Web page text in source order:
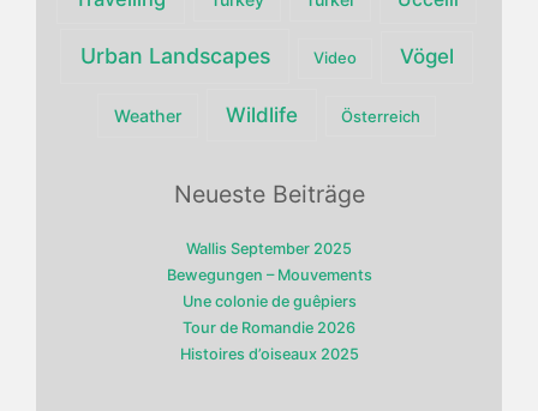
Urban Landscapes Video Vögel
Weather Wildlife Österreich
Neueste Beiträge
Wallis September 2025
Bewegungen – Mouvements
Une colonie de guêpiers
Tour de Romandie 2026
Histoires d’oiseaux 2025